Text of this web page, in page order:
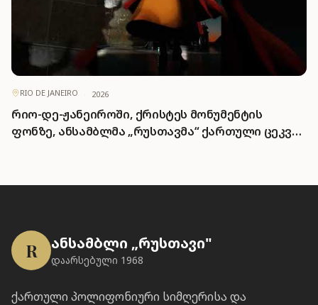
RIO DE JANEIRO · 2026
რიო-დე-ჟანეიროში, ქრისტეს მონუმენტის
ფონზე, ანსამბლმა „რუსთავმა“ ქართული ცეკვა
R ანსამბლი „რუსთავი"
დაარსებული 1968
ქართული პოლიფონიური სიმღერისა და